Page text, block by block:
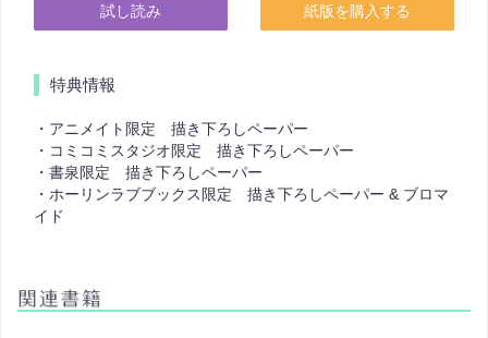
試し読み 紙版を購入する
特典情報
・アニメイト限定 描き下ろしペーパー
・コミコミスタジオ限定 描き下ろしペーパー
・書泉限定 描き下ろしペーパー
・ホーリンラブブックス限定 描き下ろしペーパー & ブロマ
イド